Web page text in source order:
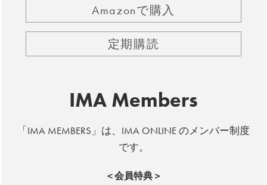
Amazonで購入
定期購読
IMA Members
「IMA MEMBERS」は、IMA ONLINE のメンバー制度
です。
＜会員特典＞